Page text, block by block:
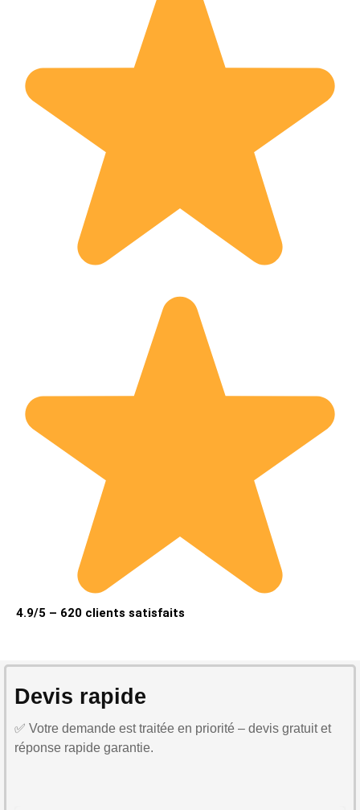
4.9/5 – 620 clients satisfaits
Devis rapide
✅ Votre demande est traitée en priorité – devis gratuit et
réponse rapide garantie.